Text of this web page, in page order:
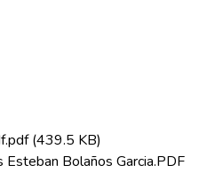
(439.5 KB)
Bolaños Garcia.PDF